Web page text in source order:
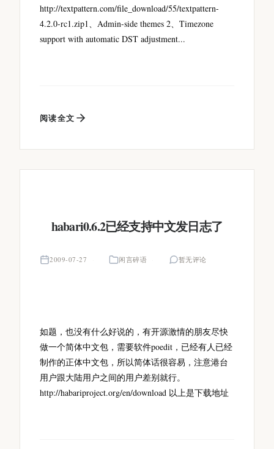
http://textpattern.com/file_download/55/textpattern-
4.2.0-rc1.zip1、Admin-side themes 2、Timezone
support with automatic DST adjustment...
阅读全文
habari0.6.2已经支持中文发日志了
2009-07-27 闲言碎语 暂无评论
如题，也没有什么好说的，有开源激情的朋友尽快
做一个简体中文包，需要软件poedit，已经有人已经
制作的正体中文包，所以简体话很容易，注意港台
用户跟大陆用户之间的用户差别就行。
http://habariproject.org/en/download 以上是下载地址